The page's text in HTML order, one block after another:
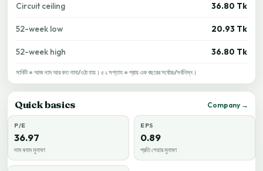
Circuit ceiling 36.80 Tk
52-week low 20.93 Tk
52-week high 36.80 Tk
সার্কিট = আজ দাম আর কত নামা/ওঠা যায়। ৫২ সপ্তাহ = প্রায় এক বছরের সর্বোচ্চ/সর্বনিম্ন।
Quick basics Company →
P/E
36.97
দাম বনাম মুনাফা
EPS
0.89
প্রতি শেয়ার মুনাফা